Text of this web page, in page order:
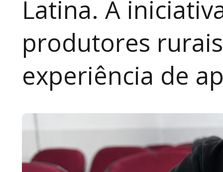
Latina. A
produtores
experiência de